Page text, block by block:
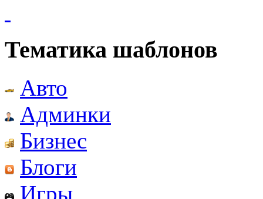
Тематика шаблонов
Авто
Админки
Бизнес
Блоги
Игры